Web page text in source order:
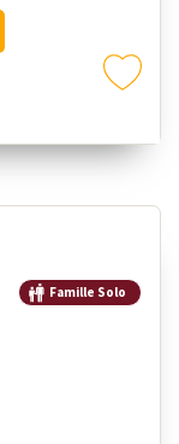
Famille Solo